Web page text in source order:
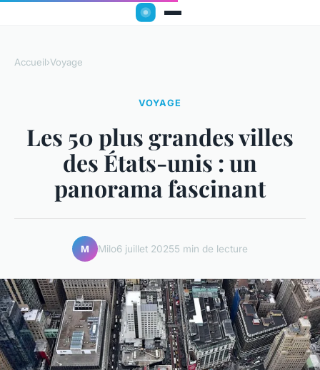
Accueil›Voyage
VOYAGE
Les 50 plus grandes villes
des États-unis : un
panorama fascinant
M Milo6 juillet 20255 min de lecture